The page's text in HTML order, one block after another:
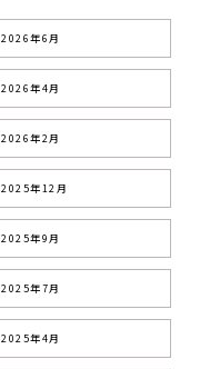
2026年6月
2026年4月
2026年2月
2025年12月
2025年9月
2025年7月
2025年4月